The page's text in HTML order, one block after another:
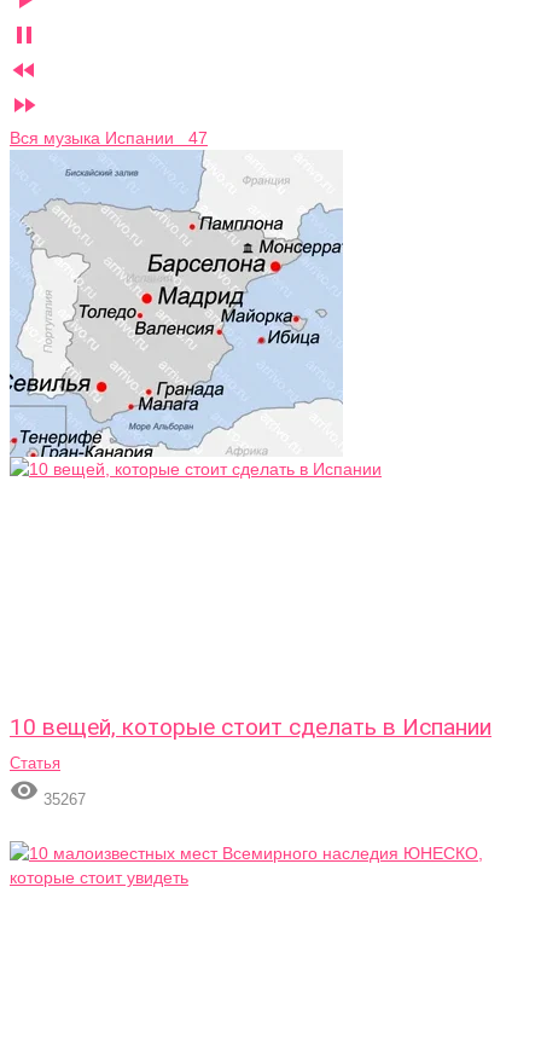



Вся музыка Испании 47
10 вещей, которые стоит сделать в Испании
Статья
 35267